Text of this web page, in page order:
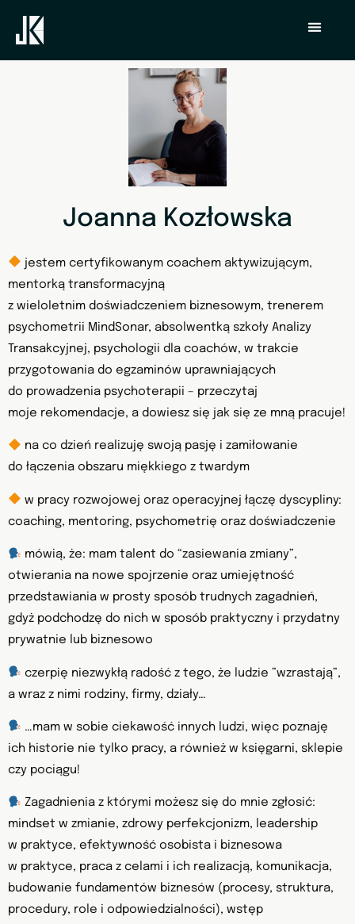
Joanna Kozłowska
jestem certyfikowanym coachem aktywizującym,
mentorką transformacyjną
z wieloletnim doświadczeniem biznesowym, trenerem
psychometrii MindSonar, absolwentką szkoły Analizy
Transakcyjnej, psychologii dla coachów, w trakcie
przygotowania do egzaminów uprawniających
do prowadzenia psychoterapii – przeczytaj
moje rekomendacje, a dowiesz się jak się ze mną pracuje!
na co dzień realizuję swoją pasję i zamiłowanie
do łączenia obszaru miękkiego z twardym
w pracy rozwojowej oraz operacyjnej łączę dyscypliny:
coaching, mentoring, psychometrię oraz doświadczenie
mówią, że: mam talent do “zasiewania zmiany”,
otwierania na nowe spojrzenie oraz umiejętność
przedstawiania w prosty sposób trudnych zagadnień,
gdyż podchodzę do nich w sposób praktyczny i przydatny
prywatnie lub biznesowo
czerpię niezwykłą radość z tego, że ludzie ”wzrastają”,
a wraz z nimi rodziny, firmy, działy…
…mam w sobie ciekawość innych ludzi, więc poznaję
ich historie nie tylko pracy, a również w księgarni, sklepie
czy pociągu!
Zagadnienia z którymi możesz się do mnie zgłosić:
mindset w zmianie, zdrowy perfekcjonizm, leadership
w praktyce, efektywność osobista i biznesowa
w praktyce, praca z celami i ich realizacją, komunikacja,
budowanie fundamentów biznesów (procesy, struktura,
procedury, role i odpowiedzialności), wstęp